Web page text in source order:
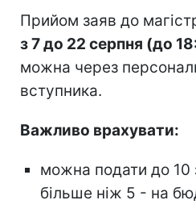
Прийом заяв до
з 7 до 22 серпня (до
можна через
вступника.
Важливо врахувати:
можна подати до 10
більше ніж 5 - на